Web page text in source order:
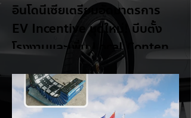
อินโดนีเซียเตรียมอัดมาตรการ
EV Incentive ชุดใหม่! บีบตั้ง
โรงงานและเพิ่ม Local Content
ชิงฐานผลิตแข่งกับไทย
แม้ยอดขายรถยนต์ไฟฟ้า (EV) ในประเทศ
อินโดนีเซียจะเติบโตขึ้นอย่างรวดเร็ว แต่รัฐบาล
อินโดนีเซียเตรียมคลอดแพ็กเกจสิทธิประโยชน์
และมาตรการจูงใจ (EV Incentive) ชุดใหม่